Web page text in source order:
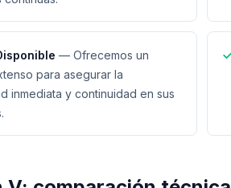
— Ofrecemos un
para asegurar la
inmediata y continuidad en sus